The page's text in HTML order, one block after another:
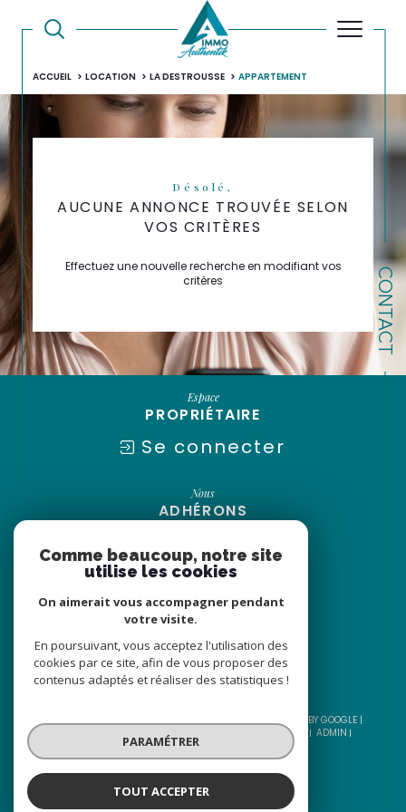
CONTACT
ACCUEIL LOCATION LA DESTROUSSE APPARTEMENT
Désolé,
AUCUNE ANNONCE TROUVÉE SELON
VOS CRITÈRES
Effectuez une nouvelle recherche en modifiant vos
critères
Espace
PROPRIÉTAIRE
Se connecter
Nous
ADHÉRONS
© 2026 | TOUS DROITS RÉSERVÉS | TRADUCTION POWERED BY GOOGLE |
PLAN DU SITE MENTIONS LÉGALES
ADMIN
NOS LIENS
POLITIQUE RGPD
Comme beaucoup, notre site
utilise les cookies
On aimerait vous accompagner pendant
votre visite.
En poursuivant, vous acceptez l'utilisation des
cookies par ce site, afin de vous proposer des
contenus adaptés et réaliser des statistiques !
PARAMÉTRER
TOUT ACCEPTER